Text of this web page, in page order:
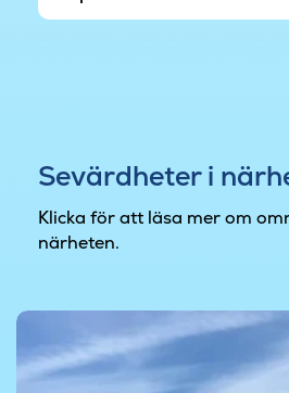
Sevärdheter i
Klicka för att läsa mer om
närheten.